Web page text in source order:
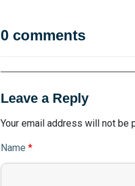
0 comments
Leave a Reply
Your email address will not be
Name *